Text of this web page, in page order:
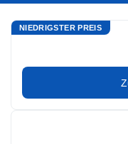
NIEDRIGSTER PREIS